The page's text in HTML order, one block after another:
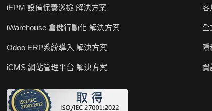
iEPM 設備保養巡檢 解決方案
iWarehouse 倉儲行動化 解決方案
Odoo ERP系統導入 解決方案
iCMS 網站管理平台 解決方案
客
全
資